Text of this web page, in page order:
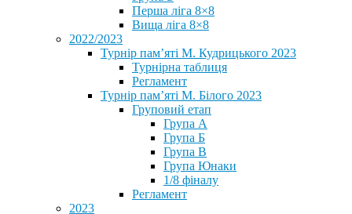
Перша ліга 8×8
Вища ліга 8×8
2022/2023
Турнір пам’яті М. Кудрицького 2023
Турнірна таблиця
Регламент
Турнір пам’яті М. Білого 2023
Груповий етап
Група А
Група Б
Група В
Група Юнаки
1/8 фіналу
Регламент
2023